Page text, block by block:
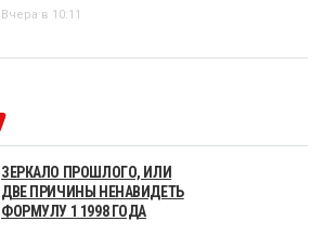
Вчера в 10:11
ЗЕРКАЛО ПРОШЛОГО, ИЛИ
ДВЕ ПРИЧИНЫ НЕНАВИДЕТЬ
ФОРМУЛУ 1 1998 ГОДА